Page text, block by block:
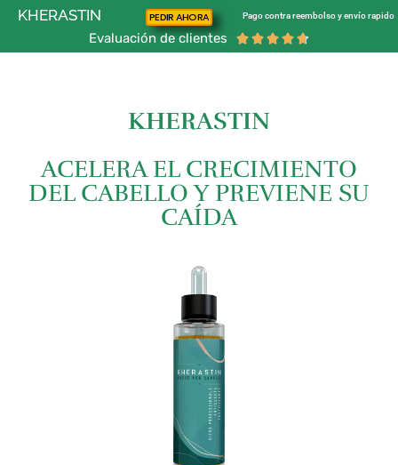
KHERASTIN PEDIR AHORA Pago contra reembolso y envío rapido
Evaluación de clientes     
KHERASTIN
ACELERA EL CRECIMIENTO
DEL CABELLO Y PREVIENE SU
CAÍDA